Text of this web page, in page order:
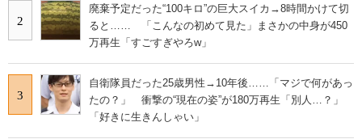
2
廃棄予定だった“100キロ”の巨大スイカ→8時間かけて切
ると…… 「こんなの初めて見た」まさかの中身が450
万再生「すごすぎやろw」
3
自衛隊員だった25歳男性→10年後……「マジで何があっ
たの？」 衝撃の“現在の姿”が180万再生「別人…？」
「好きに生きんしゃい」